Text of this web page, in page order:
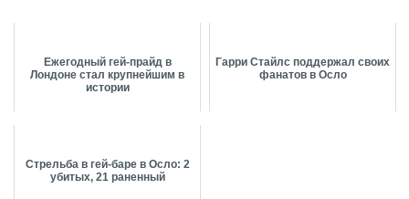
Ежегодный гей-прайд в
Лондоне стал крупнейшим в
истории
Гарри Стайлс поддержал своих
фанатов в Осло
Стрельба в гей-баре в Осло: 2
убитых, 21 раненный